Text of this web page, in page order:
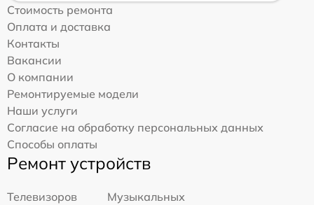
Стоимость ремонта
Оплата и доставка
Контакты
Вакансии
О компании
Ремонтируемые модели
Наши услуги
Согласие на обработку персональных данных
Способы оплаты
Ремонт устройств
Телевизоров
Музыкальных